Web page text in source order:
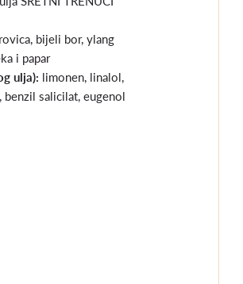
bijeli bor, ylang
i papar
ulja): limonen, linalol,
benzil salicilat, eugenol